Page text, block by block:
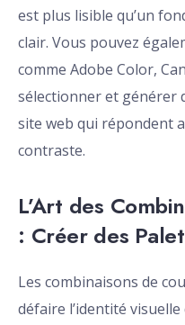
est plus lisible qu’un
clair. Vous pouvez
comme Adobe Color,
sélectionner et générer
site web qui répondent
contraste.
L’Art des
: Créer des
Les combinaisons de
défaire l’identité visuelle